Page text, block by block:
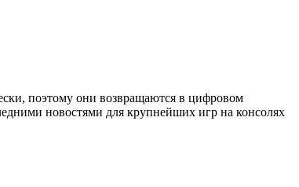
поэтому они возвращаются в цифровом
новостями для крупнейших игр на консолях